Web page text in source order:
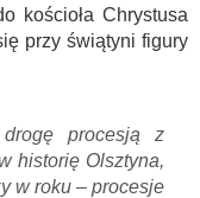
kościoła Chrystusa
przy świątyni figury
procesją z
historię Olsztyna,
w roku – procesje